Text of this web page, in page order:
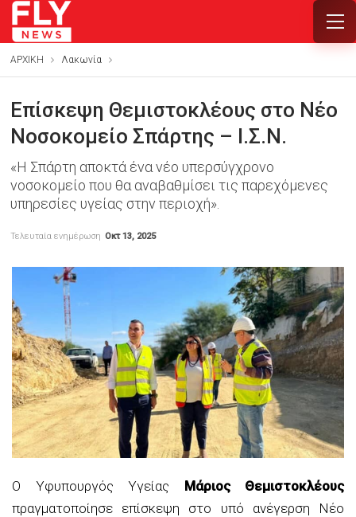
ΑΡΧΙΚΗ Λακωνία
Επίσκεψη Θεμιστοκλέους στο Νέο
Νοσοκομείο Σπάρτης – Ι.Σ.Ν.
«Η Σπάρτη αποκτά ένα νέο υπερσύγχρονο
νοσοκομείο που θα αναβαθμίσει τις παρεχόμενες
υπηρεσίες υγείας στην περιοχή».
Τελευταία ενημέρωση Οκτ 13, 2025
Ο Υφυπουργός Υγείας Μάριος Θεμιστοκλέους
πραγματοποίησε επίσκεψη στο υπό ανέγερση Νέο